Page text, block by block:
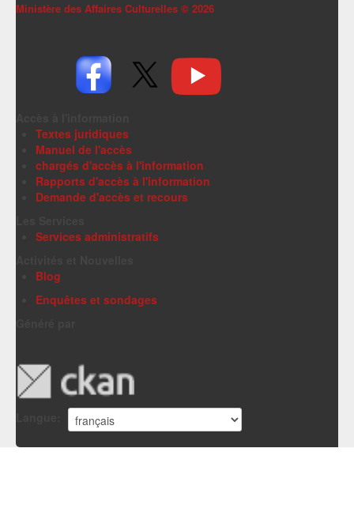
Ministère des Affaires Culturelles © 2026
Textes juridiques
Manuel de l'accès
chargés d'accès à l'information
Rapports d'accès à l'information
Demande d'accès et recours
Services administratifs
Blog
Enquêtes et sondages